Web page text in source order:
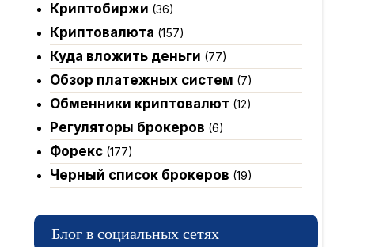
Криптобиржи (36)
Криптовалюта (157)
Куда вложить деньги (77)
Обзор платежных систем (7)
Обменники криптовалют (12)
Регуляторы брокеров (6)
Форекс(177)
Черный список брокеров (19)
Блог в социальных сетях